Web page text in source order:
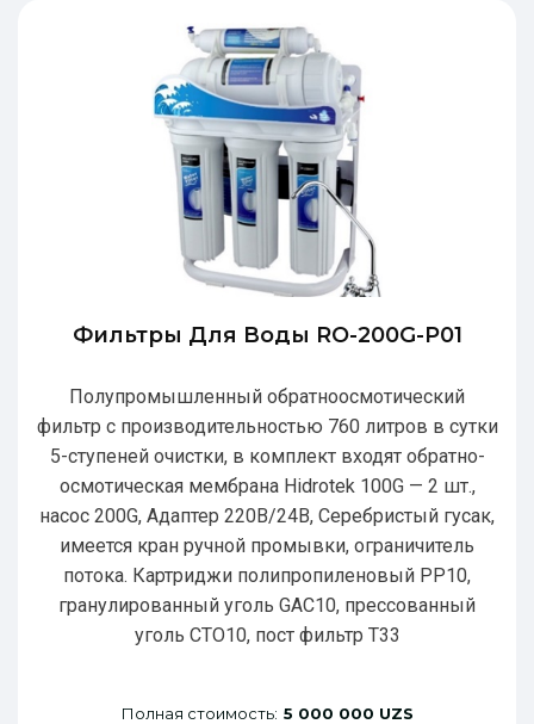
Фильтры Для Воды RO-200G-P01
Полупромышленный обратноосмотический
фильтр с производительностью 760 литров в сутки
5-ступеней очистки, в комплект входят обратно-
осмотическая мембрана Hidrotek 100G — 2 шт.,
насос 200G, Адаптер 220В/24В, Серебристый гусак,
имеется кран ручной промывки, ограничитель
потока. Картриджи полипропиленовый РР10,
гранулированный уголь GAC10, прессованный
уголь CTO10, пост фильтр T33
Полная стоимость: 5 000 000 UZS